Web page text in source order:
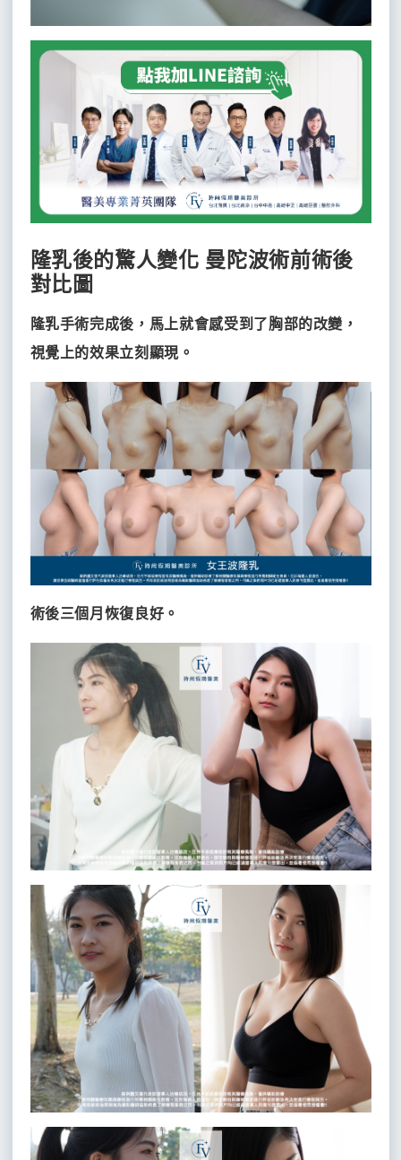
隆乳後的驚人變化 曼陀波術前術後
對比圖
隆乳手術完成後，馬上就會感受到了胸部的改變，
視覺上的效果立刻顯現。
術後三個月恢復良好。